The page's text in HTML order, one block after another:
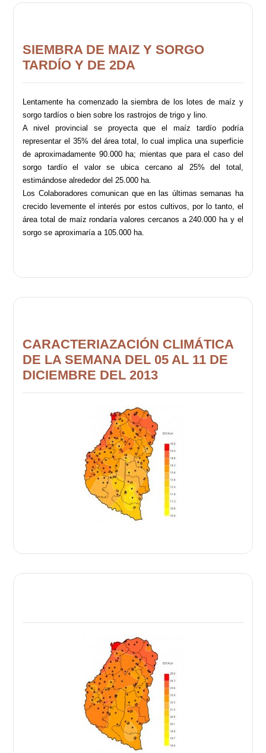
SIEMBRA DE MAIZ Y SORGO
TARDÍO Y DE 2DA
Lentamente ha comenzado la siembra de los lotes de maíz y
sorgo tardíos o bien sobre los rastrojos de trigo y lino.
A nivel provincial se proyecta que el maíz tardío podría
representar el 35% del área total, lo cual implica una superficie
de aproximadamente 90.000 ha; mientas que para el caso del
sorgo tardío el valor se ubica cercano al 25% del total,
estimándose alrededor del 25.000 ha.
Los Colaboradores comunican que en las últimas semanas ha
crecido levemente el interés por estos cultivos, por lo tanto, el
área total de maíz rondaría valores cercanos a 240.000 ha y el
sorgo se aproximaría a 105.000 ha.
CARACTERIAZACIÓN CLIMÁTICA
DE LA SEMANA DEL 05 AL 11 DE
DICIEMBRE DEL 2013